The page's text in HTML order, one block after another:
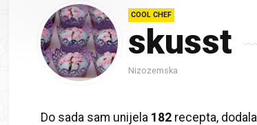
COOL CHEF
skusst
Nizozemska
Do sada sam unijela 182 recepta, dodala